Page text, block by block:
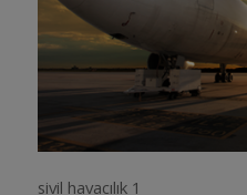
sivil havacılık 1